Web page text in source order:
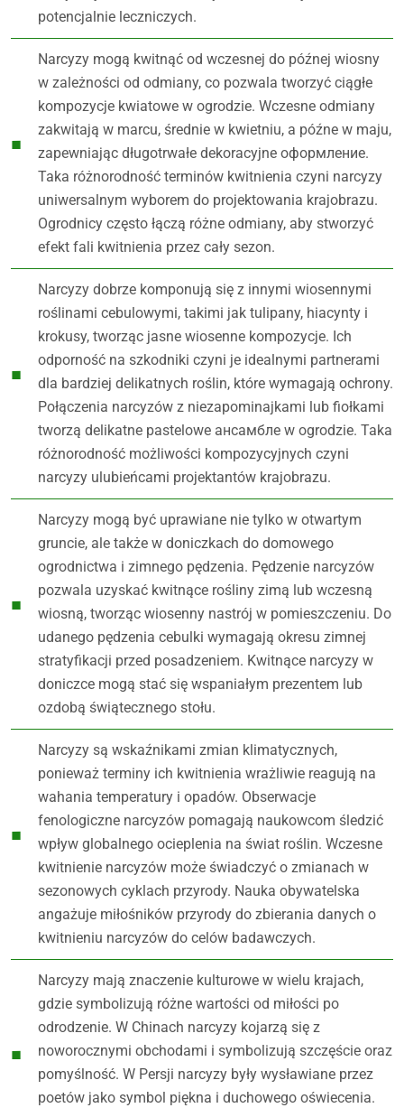
potencjalnie leczniczych.
Narcyzy mogą kwitnąć od wczesnej do późnej wiosny
w zależności od odmiany, co pozwala tworzyć ciągłe
kompozycje kwiatowe w ogrodzie. Wczesne odmiany
zakwitają w marcu, średnie w kwietniu, a późne w maju,
zapewniając długotrwałe dekoracyjne оформление.
Taka różnorodność terminów kwitnienia czyni narcyzy
uniwersalnym wyborem do projektowania krajobrazu.
Ogrodnicy często łączą różne odmiany, aby stworzyć
efekt fali kwitnienia przez cały sezon.
Narcyzy dobrze komponują się z innymi wiosennymi
roślinami cebulowymi, takimi jak tulipany, hiacynty i
krokusy, tworząc jasne wiosenne kompozycje. Ich
odporność na szkodniki czyni je idealnymi partnerami
dla bardziej delikatnych roślin, które wymagają ochrony.
Połączenia narcyzów z niezapominajkami lub fiołkami
tworzą delikatne pastelowe ансамбле w ogrodzie. Taka
różnorodność możliwości kompozycyjnych czyni
narcyzy ulubieńcami projektantów krajobrazu.
Narcyzy mogą być uprawiane nie tylko w otwartym
gruncie, ale także w doniczkach do domowego
ogrodnictwa i zimnego pędzenia. Pędzenie narcyzów
pozwala uzyskać kwitnące rośliny zimą lub wczesną
wiosną, tworząc wiosenny nastrój w pomieszczeniu. Do
udanego pędzenia cebulki wymagają okresu zimnej
stratyfikacji przed posadzeniem. Kwitnące narcyzy w
doniczce mogą stać się wspaniałym prezentem lub
ozdobą świątecznego stołu.
Narcyzy są wskaźnikami zmian klimatycznych,
ponieważ terminy ich kwitnienia wrażliwie reagują na
wahania temperatury i opadów. Obserwacje
fenologiczne narcyzów pomagają naukowcom śledzić
wpływ globalnego ocieplenia na świat roślin. Wczesne
kwitnienie narcyzów może świadczyć o zmianach w
sezonowych cyklach przyrody. Nauka obywatelska
angażuje miłośników przyrody do zbierania danych o
kwitnieniu narcyzów do celów badawczych.
Narcyzy mają znaczenie kulturowe w wielu krajach,
gdzie symbolizują różne wartości od miłości po
odrodzenie. W Chinach narcyzy kojarzą się z
noworocznymi obchodami i symbolizują szczęście oraz
pomyślność. W Persji narcyzy były wysławiane przez
poetów jako symbol piękna i duchowego oświecenia.